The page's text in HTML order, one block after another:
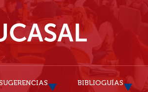
BIBLIOGUÍAS